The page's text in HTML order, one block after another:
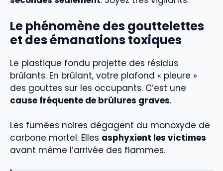
Le phénomène des gouttelettes
et des émanations toxiques
Le plastique fondu projette des résidus
brûlants. En brûlant, votre plafond « pleure »
des gouttes sur les occupants. C’est une
cause fréquente de brûlures graves.
Les fumées noires dégagent du monoxyde de
carbone mortel. Elles asphyxient les victimes
avant même l’arrivée des flammes.